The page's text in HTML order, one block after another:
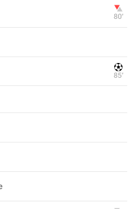
80‎’‎
85‎’‎